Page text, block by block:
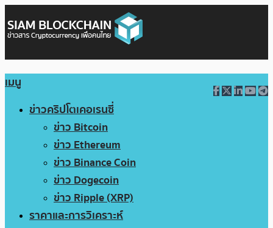
เมนู
ข่าวคริปโตเคอเรนซี่
ข่าว Bitcoin
ข่าว Ethereum
ข่าว Binance Coin
ข่าว Dogecoin
ข่าว Ripple (XRP)
ราคาและการวิเคราะห์